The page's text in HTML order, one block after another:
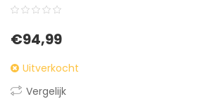
out
on
€94,99
Uitverkocht
Vergelijk